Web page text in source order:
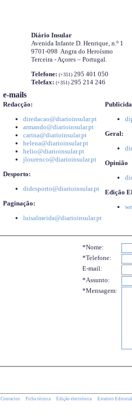
Diário Insular
Avenida Infante D. Henrique, n.º 1
9701-098 Angra do Heroísmo
Terceira - Açores – Portugal.
Telefone: (+351) 295 401 050
Telefax: (+351) 295 214 246
e-mails
Redacção:
diredacao@diarioinsular.pt
armando@diarioinsular.pt
carina@diarioinsular.pt
helena@diarioinsular.pt
helio@diarioinsular.pt
jlourenco@diarioinsular.pt
Desporto:
didesporto@diarioinsular.pt
Paginação:
luisalmeida@diarioinsular.pt
Geral:
Opinião
Edição
*Nome:
*Telefone:
E-mail:
*Assunto:
*Mensagem:
Contactos Ficha técnica Edição electrónica Estatuto Editorial